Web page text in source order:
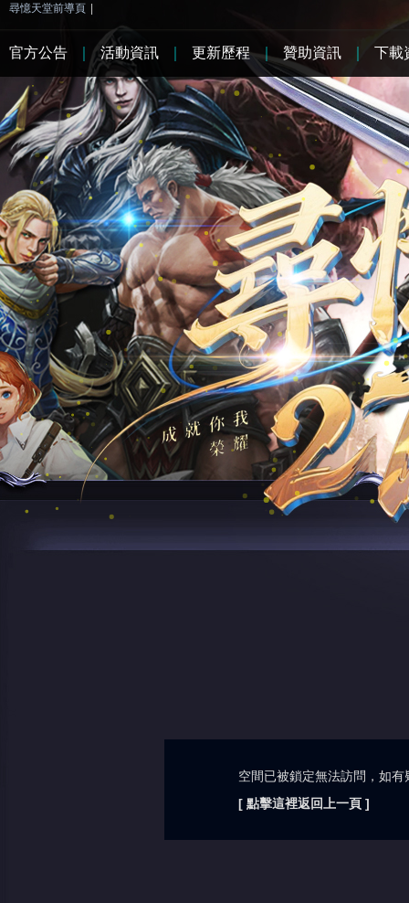
尋憶天堂前導頁
空間已被鎖定無法訪問，如
[ 點擊這裡返回上一頁 ]